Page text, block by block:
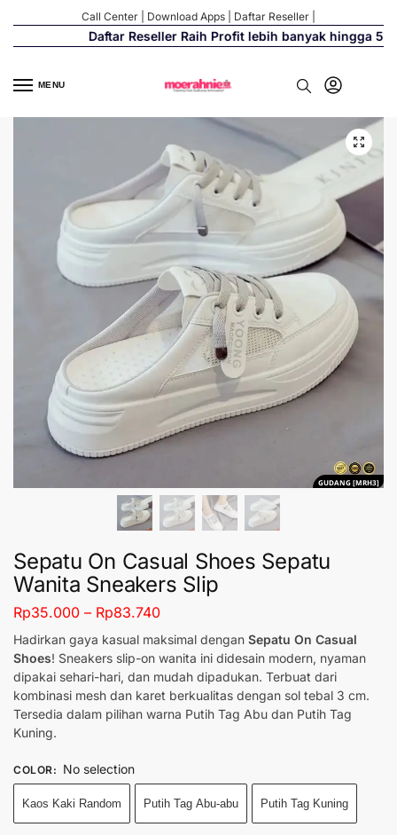
Call Center Download Apps Daftar Reseller
Daftar Reseller Raih Profit lebih banyak hingga 500%
MENU
GUDANG [MRH3]
Sepatu On Casual Shoes Sepatu
Wanita Sneakers Slip
Rp35.000 – Rp83.740
Hadirkan gaya kasual maksimal dengan Sepatu On Casual
Shoes! Sneakers slip-on wanita ini didesain modern, nyaman
dipakai sehari-hari, dan mudah dipadukan. Terbuat dari
kombinasi mesh dan karet berkualitas dengan sol tebal 3 cm.
Tersedia dalam pilihan warna Putih Tag Abu dan Putih Tag
Kuning.
COLOR: No selection
Kaos Kaki Random Putih Tag Abu-abu Putih Tag Kuning